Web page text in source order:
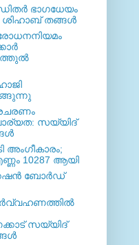
ഭാഗധേയം
ശിഹാബ് തങ്ങള്‍
സയ്യിദ്
10287 ആയി
ബോര്‍ഡ്
സയ്യിദ്